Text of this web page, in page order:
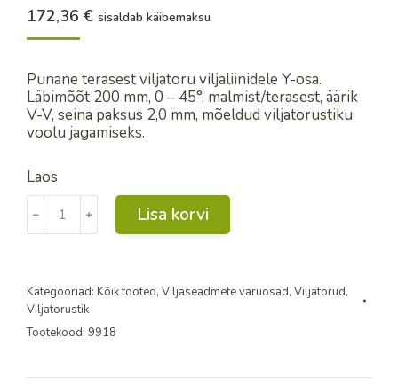
172,36 € sisaldab käibemaksu
Punane terasest viljatoru viljaliinidele Y-osa.
Läbimõõt 200 mm, 0 – 45°, malmist/terasest, äärik
V-V, seina paksus 2,0 mm, mõeldud viljatorustiku
voolu jagamiseks.
Laos
Y-
osa
D250
﹣ ﹢ Lisa korvi
Kategooriad: Kõik tooted, Viljaseadmete varuosad, Viljatorud,
Viljatorustik
Tootekood: 9918